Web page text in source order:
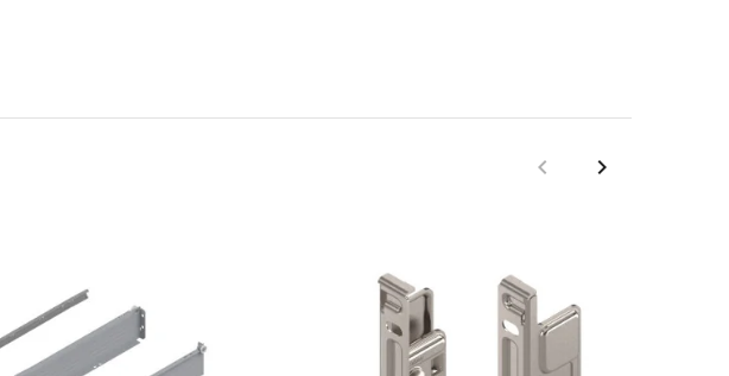
Poprzedni
keyboard_arrow_left Następny
keyboard_arrow_right